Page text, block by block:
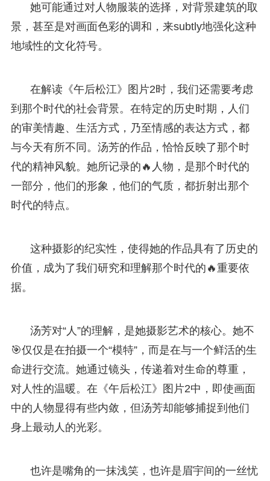
她可能通过对人物服装的选择，对背景建筑的取
景，甚至是对画面色彩的调和，来subtly地强化这种
地域性的文化符号。
在解读《午后松江》图片2时，我们还需要考虑
到那个时代的社会背景。在特定的历史时期，人们
的审美情趣、生活方式，乃至情感的表达方式，都
与今天有所不同。汤芳的作品，恰恰反映了那个时
代的精神风貌。她所记录的🔥人物，是那个时代的
一部分，他们的形象，他们的气质，都折射出那个
时代的特点。
这种摄影的纪实性，使得她的作品具有了历史的
价值，成为了我们研究和理解那个时代的🔥重要依
据。
汤芳对“人”的理解，是她摄影艺术的核心。她不
🎯仅仅是在拍摄一个“模特”，而是在与一个鲜活的生
命进行交流。她通过镜头，传递着对生命的尊重，
对人性的温暖。在《午后松江》图片2中，即使画面
中的人物显得有些内敛，但汤芳却能够捕捉到他们
身上最动人的光彩。
也许是嘴角的一抹浅笑，也许是眉宇间的一丝忧